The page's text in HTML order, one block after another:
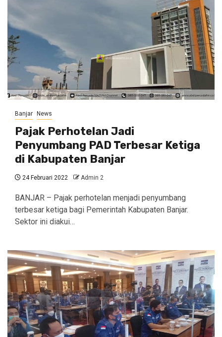
Banjar News
Pajak Perhotelan Jadi
Penyumbang PAD Terbesar Ketiga
di Kabupaten Banjar
24 Februari 2022 Admin 2
BANJAR – Pajak perhotelan menjadi penyumbang
terbesar ketiga bagi Pemerintah Kabupaten Banjar.
Sektor ini diakui…